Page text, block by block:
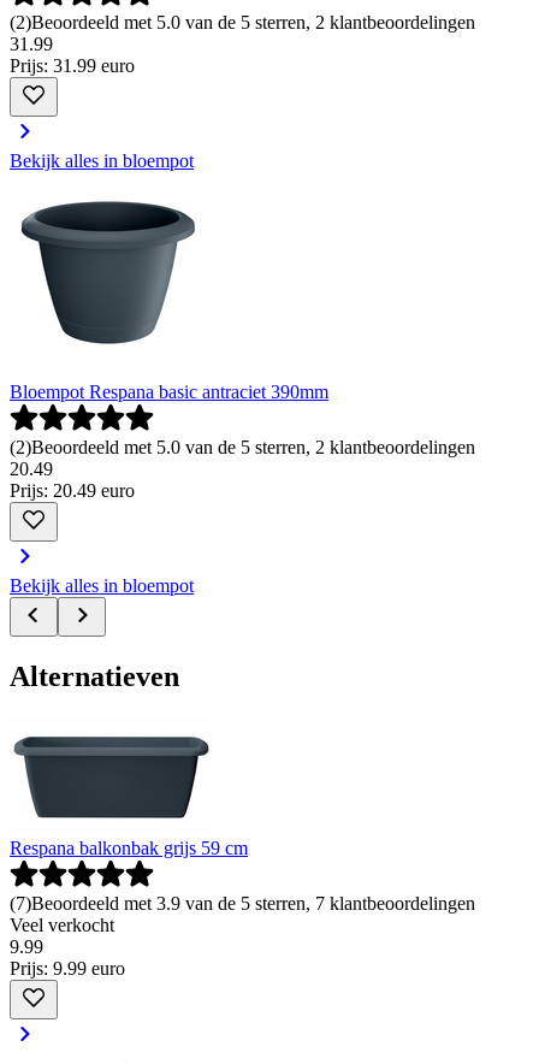
(2)Beoordeeld met 5.0 van de 5 sterren, 2 klantbeoordelingen
31 .99
Prijs: 31.99 euro
Bekijk alles in bloempot
Bloempot Respana basic antraciet 390mm
(2)Beoordeeld met 5.0 van de 5 sterren, 2 klantbeoordelingen
20.49
Prijs: 20.49 euro
Bekijk alles in bloempot
Alternatieven
Respana balkonbak grijs 59 cm
(7)Beoordeeld met 3.9 van de 5 sterren, 7 klantbeoordelingen
Veel verkocht
9.99
Prijs: 9.99 euro